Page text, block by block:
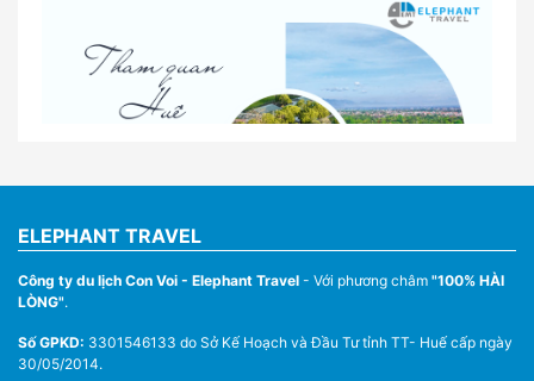
Nhà Xe Con Voi – Dịch Vụ Cho Thuê Xe Từ Huế,
Sân Bay Phú Bài Đi Thánh Địa La Vang
Thuê Xe Du Lịch Tại Huế – Từ 4 Chỗ Đến 45 Chỗ
ELEPHANT TRAVEL
Công ty du lịch Con Voi - Elephant Travel - Với phương châm "100% HÀI
LÒNG".
Số GPKD: 3301546133 do Sở Kế Hoạch và Đầu Tư tỉnh TT- Huế cấp ngày
30/05/2014.